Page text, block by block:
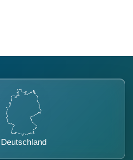
Deutschland